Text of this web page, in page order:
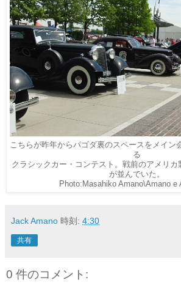
こちらが昨年からパゴダ裏のスペースをメイン
る
クラシックカー・コンテスト。戦前のアメリカ
が並んでいた。
Photo:Masahiko Amano\Amano e
Jack Amano 時刻: 4:30
共有
0 件のコメント: